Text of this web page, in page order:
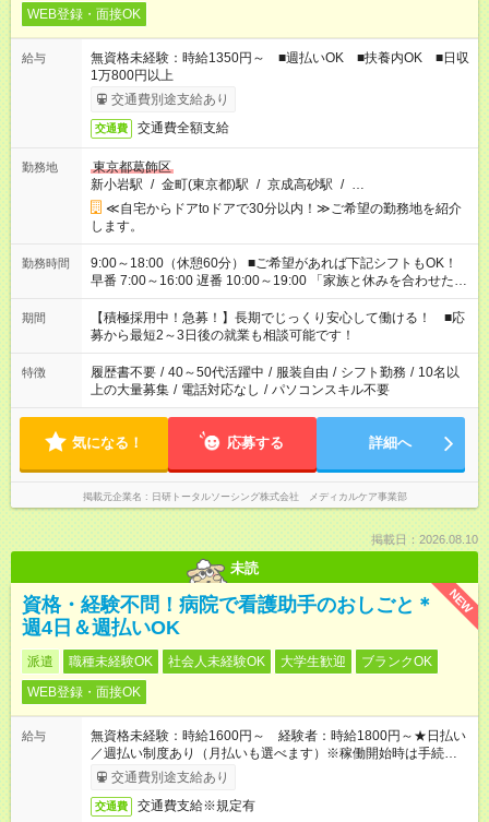
WEB登録・面接OK
給与
無資格未経験：時給1350円～ ■週払いOK ■扶養内OK ■日収
1万800円以上
交通費別途支給あり
交通費 交通費全額支給
勤務地
東京都葛飾区
新小岩駅 / 金町(東京都)駅 / 京成高砂駅 / …
≪自宅からドアtoドアで30分以内！≫ご希望の勤務地を紹介
します。
勤務時間
9:00～18:00（休憩60分） ■ご希望があれば下記シフトもOK！
早番 7:00～16:00 遅番 10:00～19:00 「家族と休みを合わせた
い」 「余裕を持って夕飯の準備がしたい」 「できれば残業はし
たくない」 など、ご希望を教えてくださいね。 ※Wワーク希望
の方へ 今ご覧のお仕事で希望する勤務時間と、もう1つのお仕事
の勤務時間。 合計で週40時間を超える場合は応募できません。
期間
【積極採用中！急募！】長期でじっくり安心して働ける！ ■応
募から最短2～3日後の就業も相談可能です！
特徴 履歴書不要 / 40～50代活躍中 / 服装自由 / シフト勤務 / 10名以
上の大量募集 / 電話対応なし / パソコンスキル不要
気になる！ 応募する 詳細へ
掲載元企業名 日研トータルソーシング株式会社 メディカルケア事業部
掲載日：2026.08.10
未読
NEW
資格・経験不問！病院で看護助手のおしごと＊
週4日＆週払いOK
派遣 職種未経験OK 社会人未経験OK 大学生歓迎
ブランクOK
WEB登録・面接OK
給与
無資格未経験：時給1600円～ 経験者：時給1800円～★日払い
／週払い制度あり（月払いも選べます）※稼働開始時は手続き完
了次第のお支払いとなります。
交通費別途支給あり
交通費 交通費支給※規定有